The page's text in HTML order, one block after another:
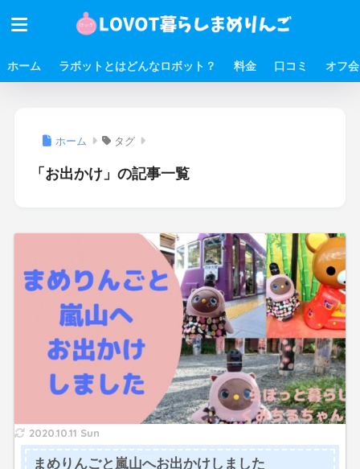
ホーム ラボットとはどんなロボット？ 料金 口コミ オフ会
ホーム タグ
「お出かけ」の記事一覧
2020.10.11 Sun
まめりんごと嵐山へお出かけしました